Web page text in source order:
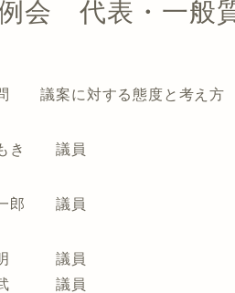
会 代表・一般
議案に対する態度と考え
き 議員
郎 議員
明 議員
議員